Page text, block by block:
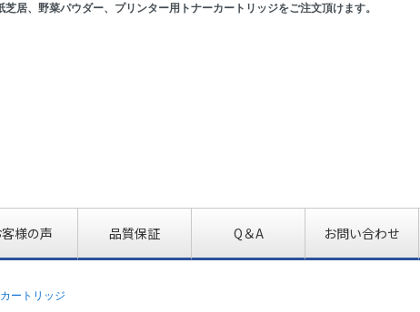
居、野菜パウダー、プリンター用トナーカートリッジをご注文頂けます。
客様の声 品質保証 Q＆A お問い合わせ
ートリッジ